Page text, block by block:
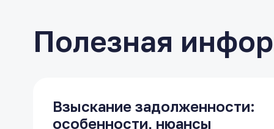
Полезная
Взыскание задолженности:
особенности, нюансы